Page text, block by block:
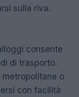
sulla riva.
consente
di trasporto.
o
con facilità